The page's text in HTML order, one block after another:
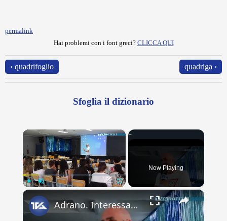
permalink
Hai problemi con i font greci? CLICCA QUI
‹ quadrifoglio quadriga ›
Sfoglia il dizionario
×
Now Playing
×
Adrano. Interessante incontro al liceo “Verga” con il prof. Fabio Gamberini. Studenti del Linguistic